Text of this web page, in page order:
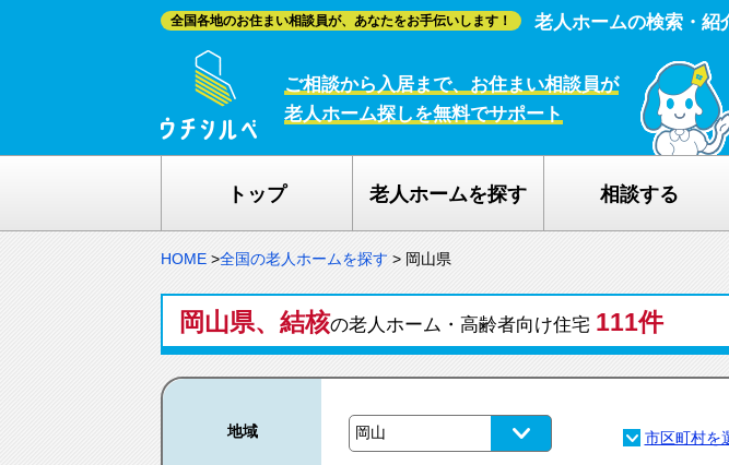
全国各地のお住まい相談員が、あなたをお手伝いします！ 老人ホームの検索・紹
ご相談から入居まで、お住まい相談員が
老人ホーム探しを無料でサポート
トップ 老人ホームを探す 相談する
介護保
在宅介
認知症
HOME >全国の老人ホームを探す > 岡山県
岡山県、結核の老人ホーム・高齢者向け住宅 111件
地域